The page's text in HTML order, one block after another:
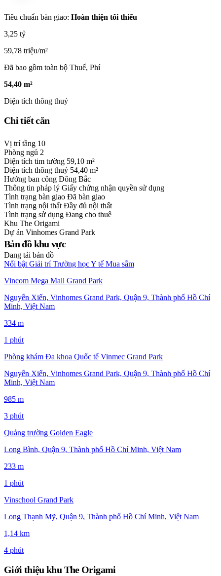
Tiêu chuẩn bàn giao: Hoàn thiện tối thiểu
3,25 tỷ
59,78 triệu/m²
Đã bao gồm toàn bộ Thuế, Phí
54,40 m²
Diện tích thông thuỷ
Chi tiết căn
Vị trí tầng 10
Phòng ngủ 2
Diện tích tim tường 59,10 m²
Diện tích thông thuỷ 54,40 m²
Hướng ban công Đông Bắc
Thông tin pháp lý Giấy chứng nhận quyền sử dụng
Tình trạng bàn giao Đã bàn giao
Tình trạng nội thất Đầy đủ nội thất
Tình trạng sử dụng Đang cho thuê
Khu The Origami
Dự án Vinhomes Grand Park
Bản đồ khu vực
Đang tải bản đồ
Nổi bật Giải trí Trường họcY tế Mua sắm
Vincom Mega Mall Grand Park
Nguyễn Xiển, Vinhomes Grand Park, Quận 9, Thành phố Hồ Chí
Minh, Việt Nam
334 m
1 phút
Phòng khám Đa khoa Quốc tế Vinmec Grand Park
Nguyễn Xiển, Vinhomes Grand Park, Quận 9, Thành phố Hồ Chí
Minh, Việt Nam
985 m
3 phút
Quảng trường Golden Eagle
Long Bình, Quận 9, Thành phố Hồ Chí Minh, Việt Nam
233 m
1 phút
Vinschool Grand Park
Long Thạnh Mỹ, Quận 9, Thành phố Hồ Chí Minh, Việt Nam
1,14 km
4 phút
Giới thiệu khu The Origami